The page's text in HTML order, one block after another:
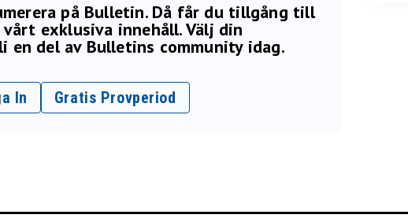
på Bulletin. Då får du tillgång till
exklusiva innehåll. Välj din
en del av Bulletins community idag.
In Gratis Provperiod